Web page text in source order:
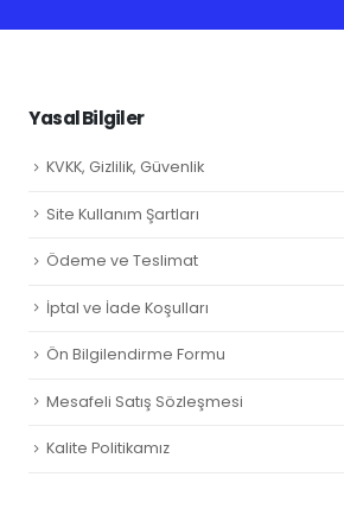
Yasal Bilgiler
KVKK, Gizlilik, Güvenlik
Site Kullanım Şartları
Ödeme ve Teslimat
İptal ve İade Koşulları
Ön Bilgilendirme Formu
Mesafeli Satış Sözleşmesi
Kalite Politikamız